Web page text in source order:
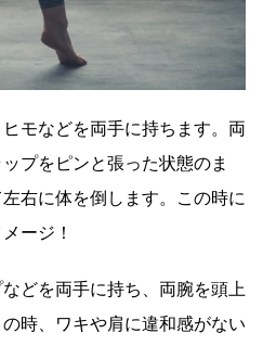
モなどを両手に持ちます。両
プをピンと張った状態のま
右に体を倒します。この時に
ージ！
どを両手に持ち、両腕を頭上
時、ワキや肩に違和感がない